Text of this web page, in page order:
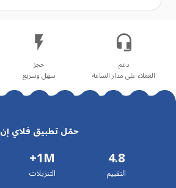
دعم
العملاء على مدار الساعة
حجز
سهل وسريع
حمّل تطبيق فلاي إن
4.8
التقييم
1M+
التنزيلات